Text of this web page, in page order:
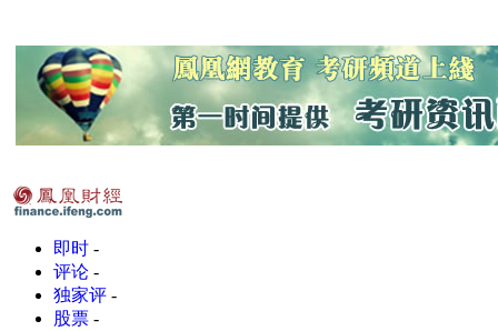
即时 -
评论 -
独家评 -
股票 -